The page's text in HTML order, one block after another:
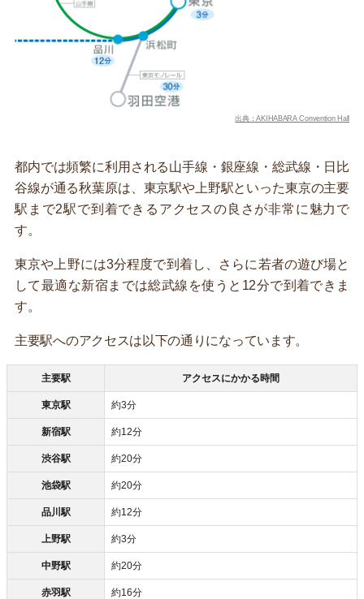
出典：AKIHABARA Convention Hall
都内では頻繁に利用される山手線・銀座線・総武線・日比
谷線が通る秋葉原は、東京駅や上野駅といった東京の主要
駅まで2駅で到着できるアクセスの良さが非常に魅力で
す。
東京や上野には3分程度で到着し、さらに若者の遊び場と
して最適な新宿までは総武線を使うと12分で到着できま
す。
主要駅へのアクセスは以下の通りになっています。
主要駅 アクセスにかかる時間
東京駅 約3分
新宿駅 約12分
渋谷駅 約20分
池袋駅 約20分
品川駅 約12分
上野駅 約3分
中野駅 約20分
赤羽駅 約16分